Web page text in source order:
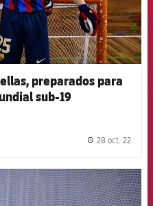
preparados para
sub-19
28 oct. 22
FCB Barcelona badge